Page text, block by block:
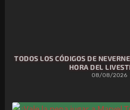
TODOS LOS CÓDIGOS DE
HORA DEL
08/08/2026